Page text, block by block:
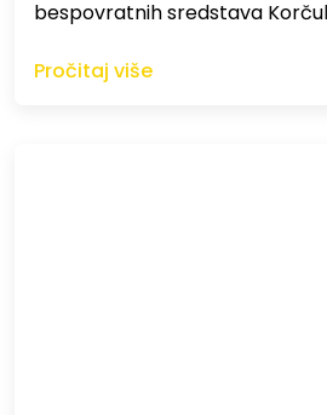
bespovratnih sredstava
Pročitaj više